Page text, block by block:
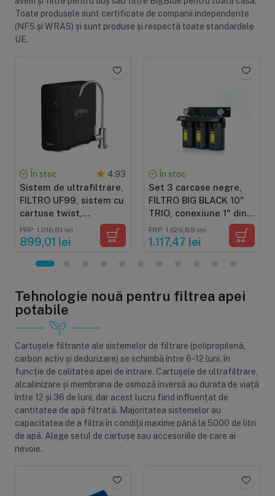
Toate produsele sunt certificate de companii independente
(NFS și WRAS) și sunt produse și respectă toate standardele
UE.
În stoc 4.93
Sistem de ultrafiltrare,
FILTRO UF99, sistem cu
cartuse twist,
membrana 0.01 microni,
ultracompact
PRP: 1.016,81 lei
899,01 lei
În stoc
Set 3 carcase negre,
FILTRO BIG BLACK 10"
TRIO, conexiune 1" din
alama, cheie,
manometre intrare-
iesire si cadru metalic
PRP: 1.626,89 lei
1.117,47 lei
Tehnologie nouă pentru filtrea apei
potabile
Cartușele filtrante ale sistemelor de filtrare (polipropilenă,
carbon activ și dedurizare) se schimbă între 6-12 luni, în
funcție de calitatea apei de intrare. Cartușele de ultrafiltrare,
alcalinizare și membrana de osmoză inversă au durata de viață
între 12 și 36 de luni, dar acest lucru fiind influențat de
cantitatea de apă filtrată. Majoritatea sistemelor au
capacitatea de a filtra în condiții maxime până la 5000 de litri
de apă. Alege setul de cartușe sau accesoriile de care ai
nevoie.